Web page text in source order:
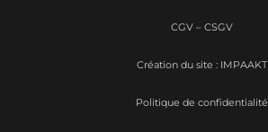
CGV – CSGV
Politique de confidentialité
Création du site : IMPAAKT